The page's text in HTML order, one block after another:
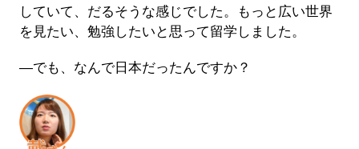
していて、だるそうな感じでした。もっと広い世界
を見たい、勉強したいと思って留学しました。
―でも、なんで日本だったんですか？